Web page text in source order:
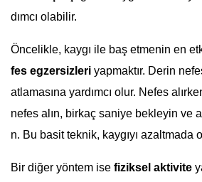
dımcı olabilir.
Öncelikle, kaygı ile baş etmenin en
fes egzersizleri yapmaktır. Derin
atlamasına yardımcı olur. Nefes
nefes alın, birkaç saniye bekleyin ve
n. Bu basit teknik, kaygıyı azaltmada
Bir diğer yöntem ise fiziksel aktivite